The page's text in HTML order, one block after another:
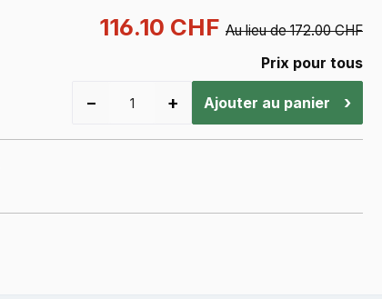
116.10 CHF Au lieu de 172.00 CHF
Prix pour tous
− + Ajouter au panier ›